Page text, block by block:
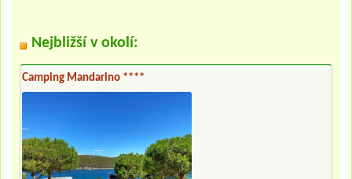
Nejbližší v okolí:
Camping Mandarino ****